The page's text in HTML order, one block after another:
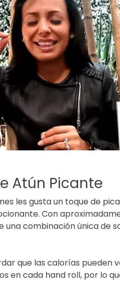
Atún Picante
les gusta un toque de
Con
una combinación única de
que las calorías pueden
en cada hand roll, por lo